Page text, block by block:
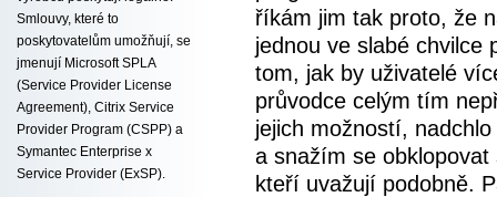
Smlouvy, které to
poskytovatelům umožňují, se
jmenují Microsoft SPLA
(Service Provider License
Agreement), Citrix Service
Provider Program (CSPP) a
Symantec Enterprise x
Service Provider (ExSP).
říkám jim tak proto, že
jednou ve slabé chvilce
tom, jak by uživatelé
průvodce celým tím
jejich možností,
a snažím se
kteří uvažují podobně.